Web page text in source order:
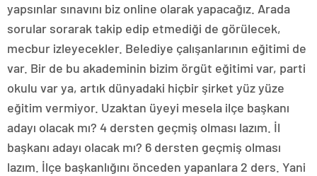
yapsınlar sınavını biz online olarak yapacağız. Arada
sorular sorarak takip edip etmediği de görülecek,
mecbur izleyecekler. Belediye çalışanlarının eğitimi de
var. Bir de bu akademinin bizim örgüt eğitimi var, parti
okulu var ya, artık dünyadaki hiçbir şirket yüz yüze
eğitim vermiyor. Uzaktan üyeyi mesela ilçe başkanı
adayı olacak mı? 4 dersten geçmiş olması lazım. İl
başkanı adayı olacak mı? 6 dersten geçmiş olması
lazım. İlçe başkanlığını önceden yapanlara 2 ders. Yani